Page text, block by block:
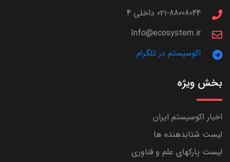
021-88008044 داخلی 4
Info@ecosystem.ir
اکوسیستم در تلگرام
بخش ویژه
اخبار اکوسیستم ایران
لیست شتابدهنده ها
لیست پارکهای علم و فناوری